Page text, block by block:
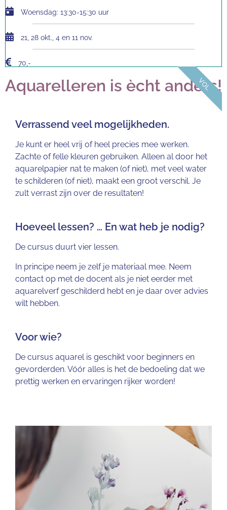
Woensdag: 13:30-15:30 uur
21, 28 okt., 4 en 11 nov.
70,-
VOL
Aquarelleren is ècht anders!
Verrassend veel mogelijkheden.
Je kunt er heel vrij of heel precies mee werken.
Zachte of felle kleuren gebruiken. Alleen al door het
aquarelpapier nat te maken (of niet), met veel water
te schilderen (of niet), maakt een groot verschil. Je
zult verrast zijn over de resultaten!
Hoeveel lessen? … En wat heb je nodig?
De cursus duurt vier lessen.
In principe neem je zelf je materiaal mee. Neem
contact op met de docent als je niet eerder met
aquarelverf geschilderd hebt en je daar over advies
wilt hebben.
Voor wie?
De cursus aquarel is geschikt voor beginners en
gevorderden. Vóór alles is het de bedoeling dat we
prettig werken en ervaringen rijker worden!